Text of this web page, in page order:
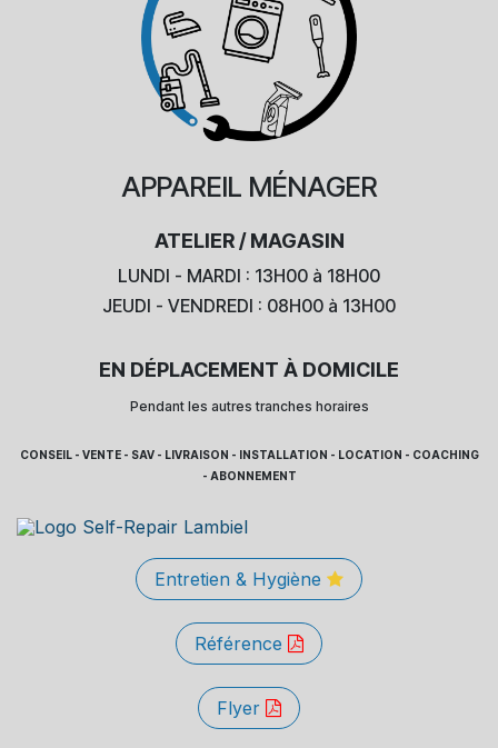
APPAREIL MÉNAGER
ATELIER / MAGASIN
LUNDI - MARDI : 13H00 à 18H00
JEUDI - VENDREDI : 08H00 à 13H00
EN DÉPLACEMENT À DOMICILE
Pendant les autres tranches horaires
CONSEIL - VENTE - SAV - LIVRAISON - INSTALLATION - LOCATION - COACHING
- ABONNEMENT
Entretien & Hygiène
Référence
Flyer